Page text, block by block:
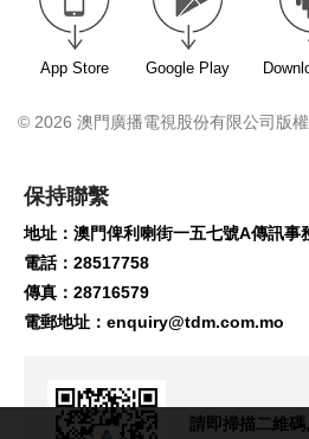
App Store Google Play
© 2026 澳門廣播電視股份有限公司版
保持聯繫
地址：澳門俾利喇街一五七號A傳訊事
電話：28517758
傳真：28716579
電郵地址： enquiry@tdm.com.mo
請即掃描二維碼,